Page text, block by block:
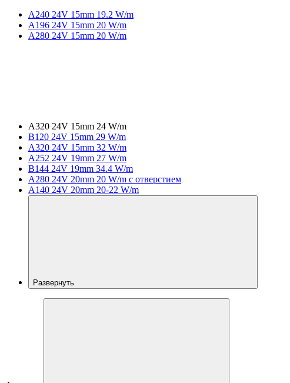
A240 24V 15mm 19.2 W/m
A196 24V 15mm 20 W/m
A280 24V 15mm 20 W/m
A320 24V 15mm 24 W/m
B120 24V 15mm 29 W/m
A320 24V 15mm 32 W/m
A252 24V 19mm 27 W/m
B144 24V 19mm 34.4 W/m
A280 24V 20mm 20 W/m с отверстием
A140 24V 20mm 20-22 W/m
Развернуть